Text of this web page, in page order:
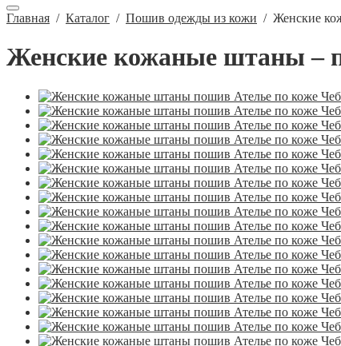
Главная / Каталог / Пошив одежды из кожи / Женские
Женские кожаные штаны –